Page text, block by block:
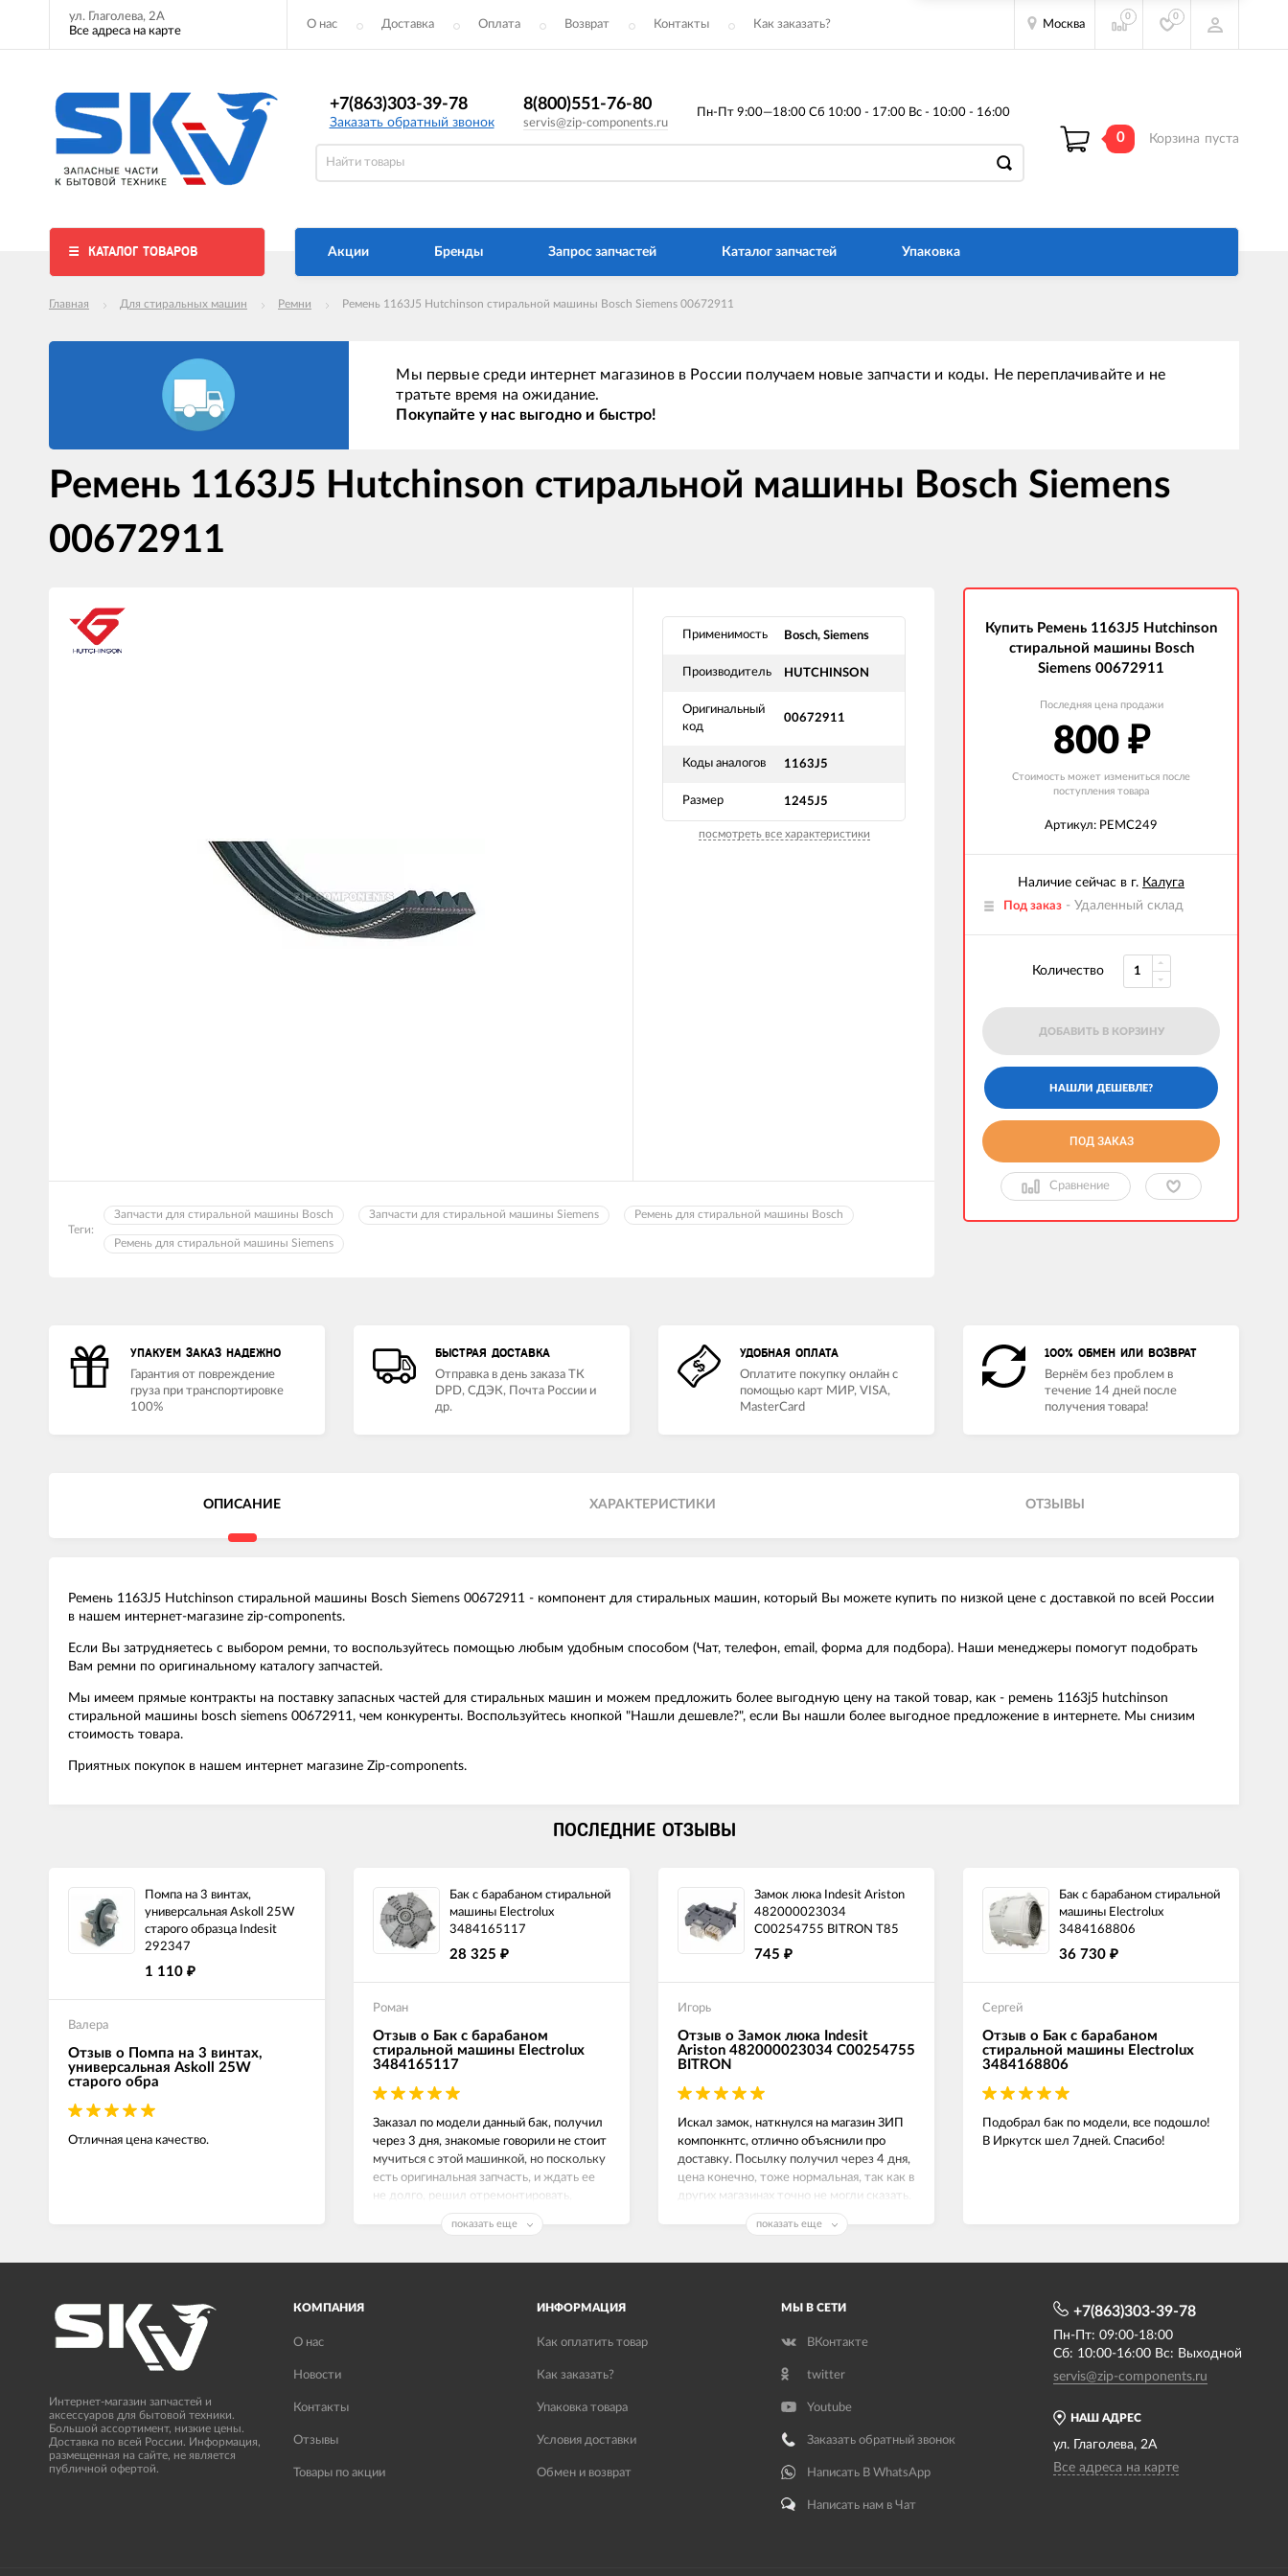
ул. Глаголева, 2А
Все адреса на карте
О нас Доставка Оплата Возврат Контакты Как заказать? Москва
0 0
+7(863)303-39-78
Заказать обратный звонок
8(800)551-76-80
servis@zip-components.ru
Пн-Пт 9:00—18:00 Сб 10:00 - 17:00 Вс - 10:00 - 16:00
0 Корзина пуста
КАТАЛОГ ТОВАРОВ Акции Бренды Запрос запчастей Каталог запчастей Упаковка
Главная Для стиральных машин Ремни Ремень 1163J5 Hutchinson стиральной машины Bosch Siemens 00672911
Мы первые среди интернет магазинов в России получаем новые запчасти и коды. Не переплачивайте и не
тратьте время на ожидание.
Покупайте у нас выгодно и быстро!
Ремень 1163J5 Hutchinson стиральной машины Bosch Siemens
00672911
товаров
Применимость Bosch, Siemens
Производитель HUTCHINSON
Оригинальный
код
00672911
Коды аналогов 1163J5
Размер 1245J5
посмотреть все характеристики
Теги:
Запчасти для стиральной машины Bosch Запчасти для стиральной машины Siemens Ремень для стиральной машины Bosch
Ремень для стиральной машины Siemens
Купить Ремень 1163J5 Hutchinson
стиральной машины Bosch
Siemens 00672911
Последняя цена продажи
800 ₽
Стоимость может измениться после
поступления товара
Артикул: РЕМС249
Наличие сейчас в г. Калуга
Под заказ - Удаленный склад
Количество
ДОБАВИТЬ В КОРЗИНУ
ПОД ЗАКАЗ
Сравнение
УПАКУЕМ ЗАКАЗ НАДЕЖНО
Гарантия от повреждение
груза при транспортировке
100%
БЫСТРАЯ ДОСТАВКА
Отправка в день заказа ТК
DPD, СДЭК, Почта России и
др.
УДОБНАЯ ОПЛАТА
Оплатите покупку онлайн с
помощью карт МИР, VISA,
MasterCard
100% ОБМЕН ИЛИ ВОЗВРАТ
Вернём без проблем в
течение 14 дней после
получения товара!
ОПИСАНИЕ ХАРАКТЕРИСТИКИ ОТЗЫВЫ
Ремень 1163J5 Hutchinson стиральной машины Bosch Siemens 00672911 - компонент для стиральных машин, который Вы можете купить по низкой цене с доставкой по всей России
в нашем интернет-магазине zip-components.
Если Вы затрудняетесь с выбором ремни, то воспользуйтесь помощью любым удобным способом (Чат, телефон, email, форма для подбора). Наши менеджеры помогут подобрать
Вам ремни по оригинальному каталогу запчастей.
Мы имеем прямые контракты на поставку запасных частей для стиральных машин и можем предложить более выгодную цену на такой товар, как - ремень 1163j5 hutchinson
стиральной машины bosch siemens 00672911, чем конкуренты. Воспользуйтесь кнопкой "Нашли дешевле?", если Вы нашли более выгодное предложение в интернете. Мы снизим
стоимость товара.
Приятных покупок в нашем интернет магазине Zip-components.
ПОСЛЕДНИЕ ОТЗЫВЫ
Помпа на 3 винтах,
универсальная Askoll 25W
старого образца Indesit
292347
1 110 ₽
Валера
Отзыв о Помпа на 3 винтах,
универсальная Askoll 25W
старого обра
Отличная цена качество.
Бак с барабаном стиральной
машины Electrolux
3484165117
28 325 ₽
Роман
Отзыв о Бак с барабаном
стиральной машины Electrolux
3484165117
Заказал по модели данный бак, получил
через 3 дня, знакомые говорили не стоит
мучиться с этой машинкой, но поскольку
есть оригинальная запчасть, и ждать ее
не долго, решил отремонтировать,
сейчас все работает как часы.
показать еще
Замок люка Indesit Ariston
482000023034
C00254755 BITRON T85
745 ₽
Игорь
Отзыв о Замок люка Indesit
Ariston 482000023034 C00254755
BITRON
Искал замок, наткнулся на магазин ЗИП
компонкнтс, отлично объяснили про
доставку. Посылку получил через 4 дня,
цена конечно, тоже нормальная, так как в
других магазинах точно не могли сказать.
Замок люка на Индезит рабочий,
показать еще
Бак с барабаном стиральной
машины Electrolux
3484168806
36 730 ₽
Сергей
Отзыв о Бак с барабаном
стиральной машины Electrolux
3484168806
Подобрал бак по модели, все подошло!
В Иркутск шел 7дней. Спасибо!
Интернет-магазин запчастей и
аксессуаров для бытовой техники.
Большой ассортимент, низкие цены.
Доставка по всей России. Информация,
размещенная на сайте, не является
публичной офертой.
КОМПАНИЯ
О нас
Новости
Контакты
Отзывы
Товары по акции
ИНФОРМАЦИЯ
Как оплатить товар
Как заказать?
Упаковка товара
Условия доставки
Обмен и возврат
МЫ В СЕТИ
ВКонтакте
twitter
Youtube
Заказать обратный звонок
Написать В WhatsApp
Написать нам в Чат
НАШ АДРЕС
ул. Глаголева, 2А
Все адреса на карте
+7(863)303-39-78
Пн-Пт: 09:00-18:00
Сб: 10:00-16:00 Вс: Выходной
servis@zip-components.ru